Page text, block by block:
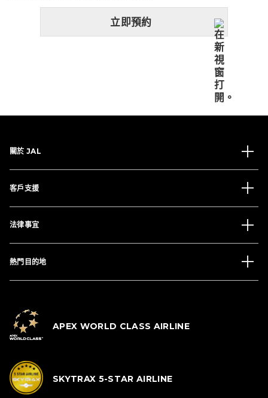
立即預約
關於 JAL
客戶支援
法律事宜
熱門目的地
APEX WORLD CLASS AIRLINE
SKYTRAX 5-STAR AIRLINE